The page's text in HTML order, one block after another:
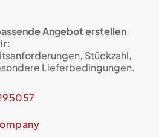
Angebot erstellen
Stückzahl,
Lieferbedingungen.